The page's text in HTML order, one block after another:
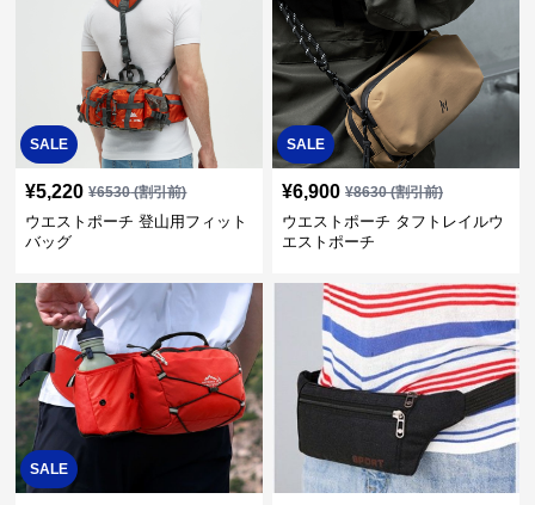
SALE
¥5,220 ¥6530(割引前)
ウエストポーチ 登山用フィット
バッグ
SALE
¥6,900 ¥8630(割引前)
ウエストポーチ タフトレイルウ
エストポーチ
SALE